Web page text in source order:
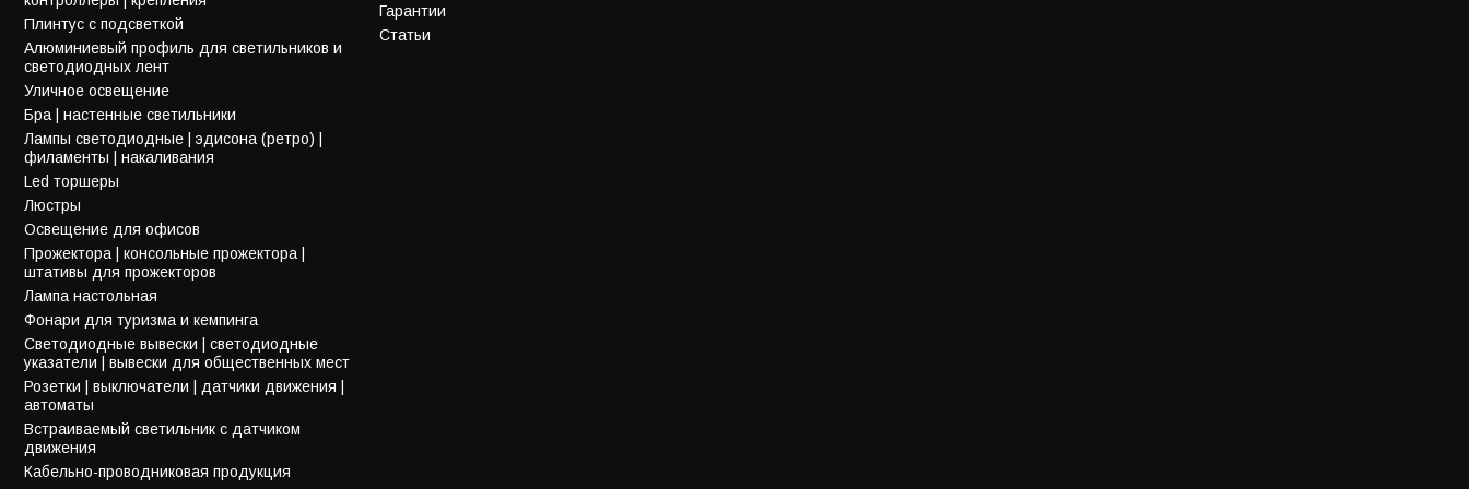
Плинтус с подсветкой
Алюминиевый профиль для светильников и
светодиодных лент
Уличное освещение
Бра | настенные светильники
Лампы светодиодные | эдисона (ретро) |
филаменты | накаливания
Led торшеры
Люстры
Освещение для офисов
Прожектора | консольные прожектора |
штативы для прожекторов
Лампа настольная
Фонари для туризма и кемпинга
Светодиодные вывески | светодиодные
указатели | вывески для общественных мест
Розетки | выключатели | датчики движения |
автоматы
Встраиваемый светильник с датчиком
движения
Кабельно-проводниковая продукция
Гарантии
Статьи